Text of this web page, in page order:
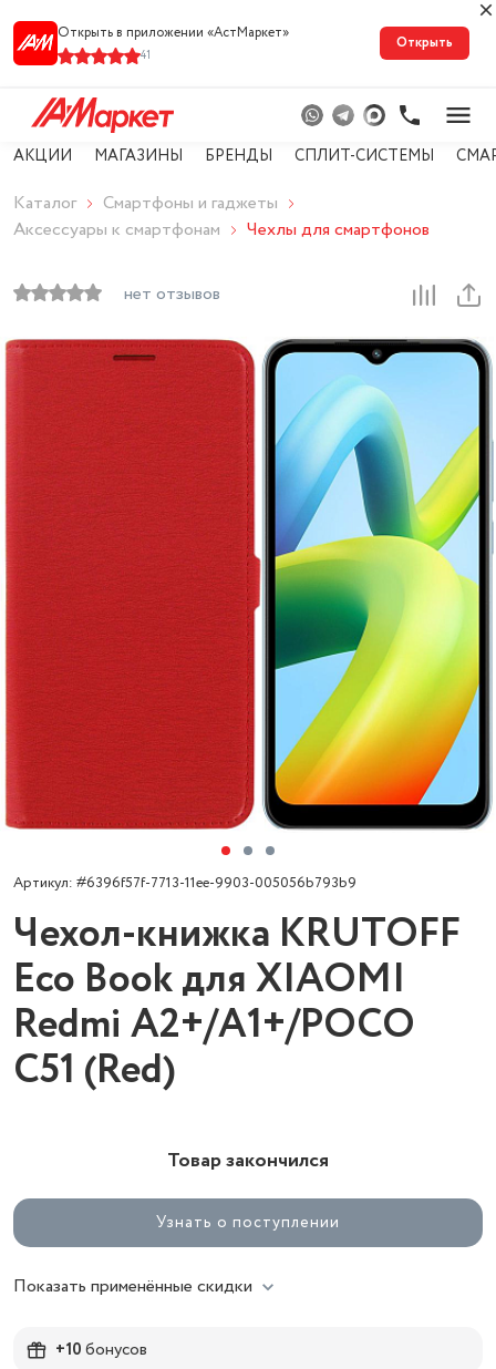
Открыть в приложении «АстМарке‪т‬»
41
Открыть
АКЦИИ МАГАЗИНЫ БРЕНДЫ СПЛИТ-СИСТЕМЫ
Каталог
Смартфоны и гаджеты
Аксессуары к смартфонам
Чехлы для смартфонов
нет отзывов
Артикул: #6396f57f-7713-11ee-9903-005056b793b9
Чехол-книжка KRUTOFF
Eco Book для XIAOMI
Redmi A2+/A1+/POCO
C51 (Red)
Товар закончился
Узнать о поступлении
Показать применённые скидки
+10бонусов